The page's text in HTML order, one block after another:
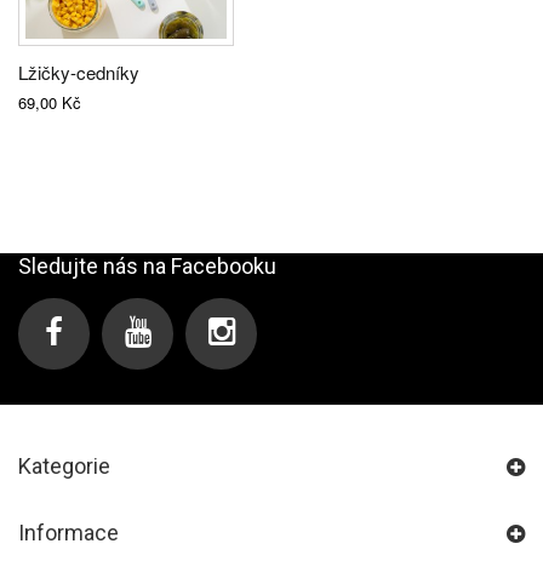
Lžičky-cedníky
69,00 Kč
Sledujte nás na Facebooku
Kategorie
Informace